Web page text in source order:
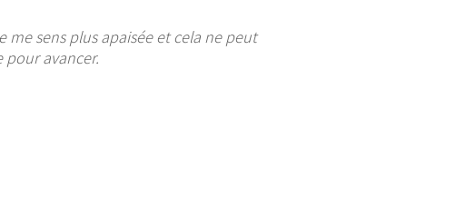
me sens plus apaisée et cela ne peut
avancer.